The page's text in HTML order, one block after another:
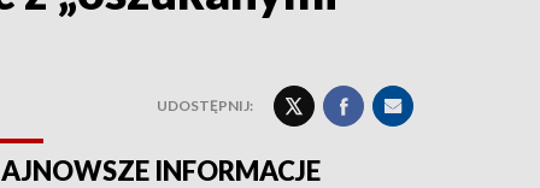
UDOSTĘPNIJ:
INFORMACJE